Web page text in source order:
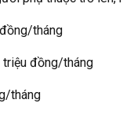
tháng
triệu đồng/tháng
tháng